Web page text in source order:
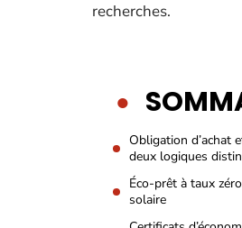
recherches.
Obligation d’achat
deux logiques
Éco-prêt à taux
solaire